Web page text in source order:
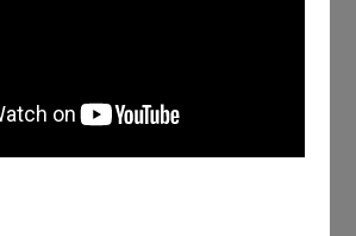
taipeiff
TaipeiFilmFestival